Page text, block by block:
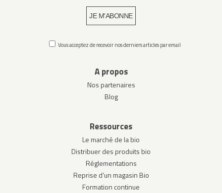
Vous acceptez de recevoir nos derniers articles par email
A propos
Nos partenaires
Blog
Ressources
Le marché de la bio
Distribuer des produits bio
Réglementations
Reprise d’un magasin Bio
Formation continue